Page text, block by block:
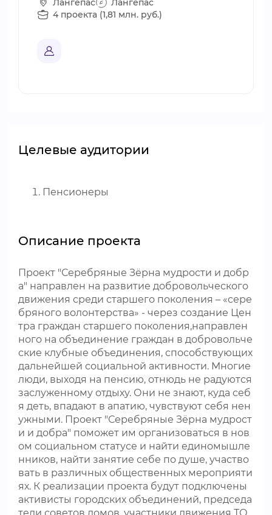
4 проекта (1,81 млн. руб.)
Целевые аудитории
Пенсионеры
Описание проекта
Проект "Серебряные Зёрна мудрости и добр
а" направлен на развитие добровольческого
движения среди старшего поколения – «сере
бряного волонтерства» - через создание Цен
тра граждан старшего поколения,направлен
ного на объединение граждан в добровольче
ские клубные объединения, способствующих
дальнейшей социальной активности. Многие
люди, выходя на пенсию, отнюдь не радуются
заслуженному отдыху. Они не знают, куда себ
я деть, впадают в апатию, чувствуют себя нен
ужными. Проект "Серебряные Зёрна мудрост
и и добра" поможет им организоваться в нов
ом социальном статусе и найти единомышле
нников, найти занятие себе по душе, участво
вать в различных общественных мероприяти
ях. К реализации проекта будут подключены
активисты городских объединений, председа